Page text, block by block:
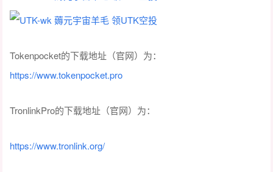
Tokenpocket的下载地址（官网）为：
https://www.tokenpocket.pro
TronlinkPro的下载地址（官网）为：
https://www.tronlink.org/